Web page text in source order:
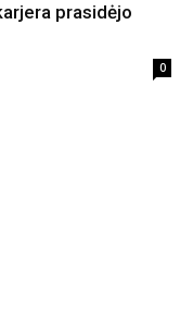
prasidėjo
0